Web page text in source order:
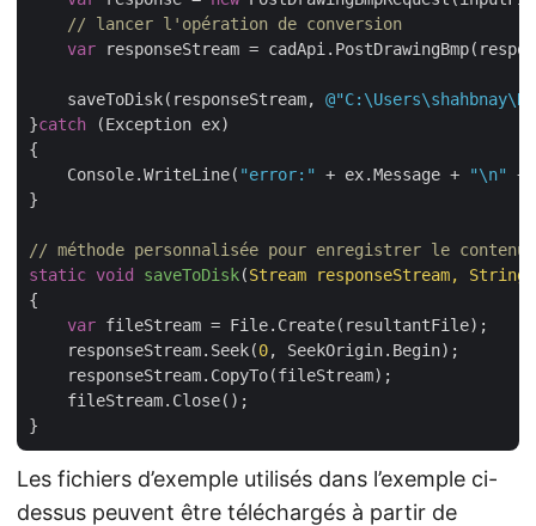
// lancer l'opération de conversion
var responseStream =
    saveToDisk(responseStream,
}catch (Exception ex)
{
    Console.WriteLine(
"error:" + ex.Message + "\n"
+
}
// méthode personnalisée pour enregistrer le
static void saveToDisk(Stream responseStream,
{
var fileStream = File.Create(resultantFile);
    responseStream.Seek(
0, SeekOrigin.Begin);
    responseStream.CopyTo(fileStream);
    fileStream.Close();
Les fichiers d’exemple utilisés dans l’exemple ci-
dessus peuvent être téléchargés à partir de